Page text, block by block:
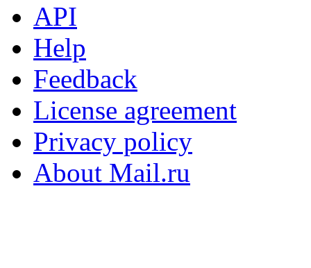
API
Help
Feedback
License agreement
Privacy policy
About Mail.ru